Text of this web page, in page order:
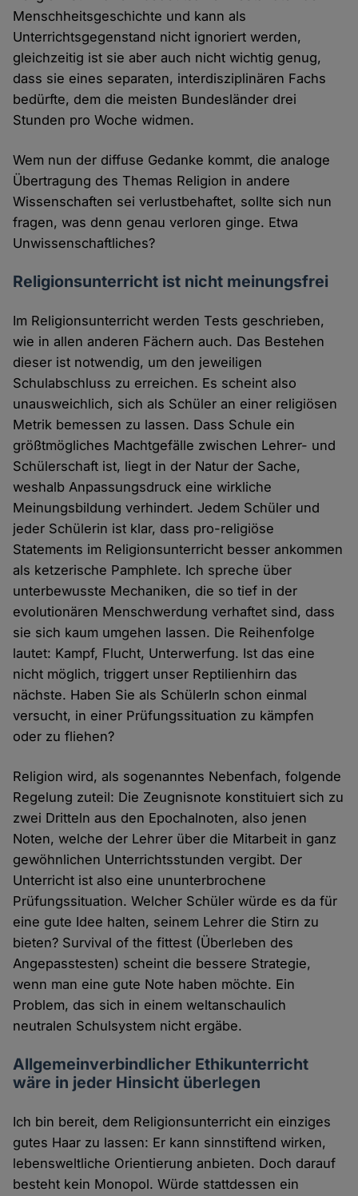
Menschheitsgeschichte und kann als
Unterrichtsgegenstand nicht ignoriert werden,
gleichzeitig ist sie aber auch nicht wichtig genug,
dass sie eines separaten, interdisziplinären Fachs
bedürfte, dem die meisten Bundesländer drei
Stunden pro Woche widmen.
Wem nun der diffuse Gedanke kommt, die analoge
Übertragung des Themas Religion in andere
Wissenschaften sei verlustbehaftet, sollte sich nun
fragen, was denn genau verloren ginge. Etwa
Unwissenschaftliches?
Religionsunterricht ist nicht meinungsfrei
Im Religionsunterricht werden Tests geschrieben,
wie in allen anderen Fächern auch. Das Bestehen
dieser ist notwendig, um den jeweiligen
Schulabschluss zu erreichen. Es scheint also
unausweichlich, sich als Schüler an einer religiösen
Metrik bemessen zu lassen. Dass Schule ein
größtmögliches Machtgefälle zwischen Lehrer- und
Schülerschaft ist, liegt in der Natur der Sache,
weshalb Anpassungsdruck eine wirkliche
Meinungsbildung verhindert. Jedem Schüler und
jeder Schülerin ist klar, dass pro-religiöse
Statements im Religionsunterricht besser ankommen
als ketzerische Pamphlete. Ich spreche über
unterbewusste Mechaniken, die so tief in der
evolutionären Menschwerdung verhaftet sind, dass
sie sich kaum umgehen lassen. Die Reihenfolge
lautet: Kampf, Flucht, Unterwerfung. Ist das eine
nicht möglich, triggert unser Reptilienhirn das
nächste. Haben Sie als SchülerIn schon einmal
versucht, in einer Prüfungssituation zu kämpfen
oder zu fliehen?
Religion wird, als sogenanntes Nebenfach, folgende
Regelung zuteil: Die Zeugnisnote konstituiert sich zu
zwei Dritteln aus den Epochalnoten, also jenen
Noten, welche der Lehrer über die Mitarbeit in ganz
gewöhnlichen Unterrichtsstunden vergibt. Der
Unterricht ist also eine ununterbrochene
Prüfungssituation. Welcher Schüler würde es da für
eine gute Idee halten, seinem Lehrer die Stirn zu
bieten? Survival of the fittest (Überleben des
Angepasstesten) scheint die bessere Strategie,
wenn man eine gute Note haben möchte. Ein
Problem, das sich in einem weltanschaulich
neutralen Schulsystem nicht ergäbe.
Allgemeinverbindlicher Ethikunterricht
wäre in jeder Hinsicht überlegen
Ich bin bereit, dem Religionsunterricht ein einziges
gutes Haar zu lassen: Er kann sinnstiftend wirken,
lebensweltliche Orientierung anbieten. Doch darauf
besteht kein Monopol. Würde stattdessen ein